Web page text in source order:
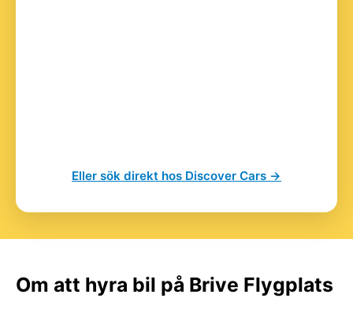
Eller sök direkt hos Discover Cars →
Om att hyra bil på Brive Flygplats